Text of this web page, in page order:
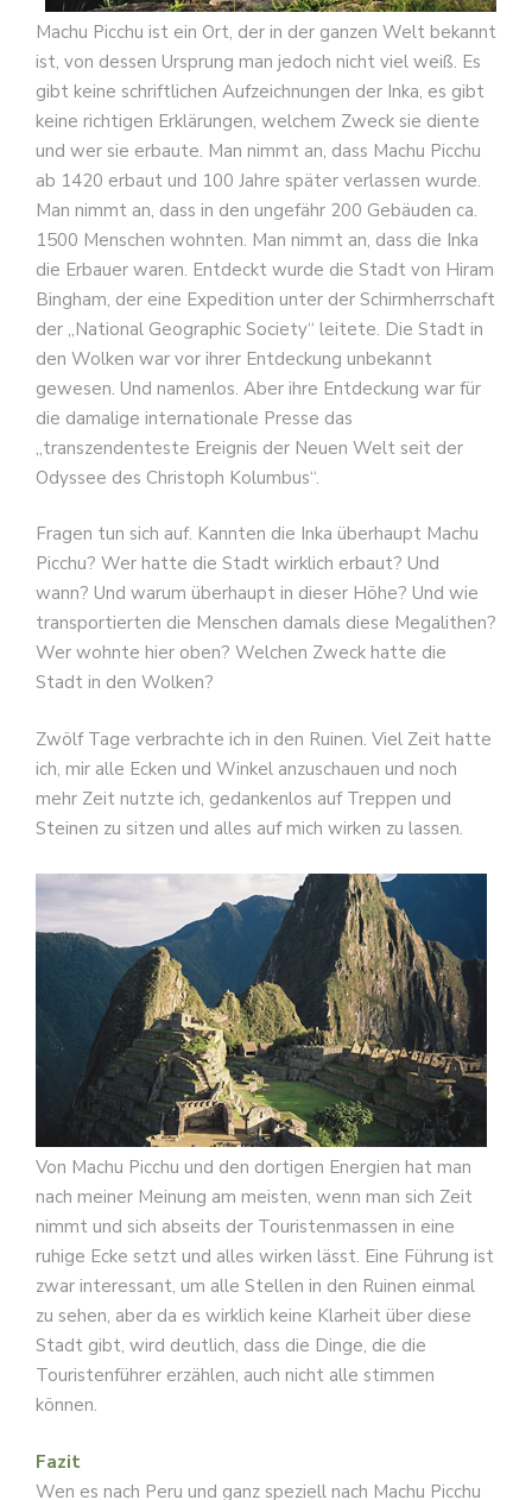
Machu Picchu ist ein Ort, der in der ganzen Welt bekannt
ist, von dessen Ursprung man jedoch nicht viel weiß. Es
gibt keine schriftlichen Aufzeichnungen der Inka, es gibt
keine richtigen Erklärungen, welchem Zweck sie diente
und wer sie erbaute. Man nimmt an, dass Machu Picchu
ab 1420 erbaut und 100 Jahre später verlassen wurde.
Man nimmt an, dass in den ungefähr 200 Gebäuden ca.
1500 Menschen wohnten. Man nimmt an, dass die Inka
die Erbauer waren. Entdeckt wurde die Stadt von Hiram
Bingham, der eine Expedition unter der Schirmherrschaft
der „National Geographic Society“ leitete. Die Stadt in
den Wolken war vor ihrer Entdeckung unbekannt
gewesen. Und namenlos. Aber ihre Entdeckung war für
die damalige internationale Presse das
„transzendenteste Ereignis der Neuen Welt seit der
Odyssee des Christoph Kolumbus“.
Fragen tun sich auf. Kannten die Inka überhaupt Machu
Picchu? Wer hatte die Stadt wirklich erbaut? Und
wann? Und warum überhaupt in dieser Höhe? Und wie
transportierten die Menschen damals diese Megalithen?
Wer wohnte hier oben? Welchen Zweck hatte die
Stadt in den Wolken?
Zwölf Tage verbrachte ich in den Ruinen. Viel Zeit hatte
ich, mir alle Ecken und Winkel anzuschauen und noch
mehr Zeit nutzte ich, gedankenlos auf Treppen und
Steinen zu sitzen und alles auf mich wirken zu lassen.
Von Machu Picchu und den dortigen Energien hat man
nach meiner Meinung am meisten, wenn man sich Zeit
nimmt und sich abseits der Touristenmassen in eine
ruhige Ecke setzt und alles wirken lässt. Eine Führung ist
zwar interessant, um alle Stellen in den Ruinen einmal
zu sehen, aber da es wirklich keine Klarheit über diese
Stadt gibt, wird deutlich, dass die Dinge, die die
Touristenführer erzählen, auch nicht alle stimmen
können.
Fazit
Wen es nach Peru und ganz speziell nach Machu Picchu